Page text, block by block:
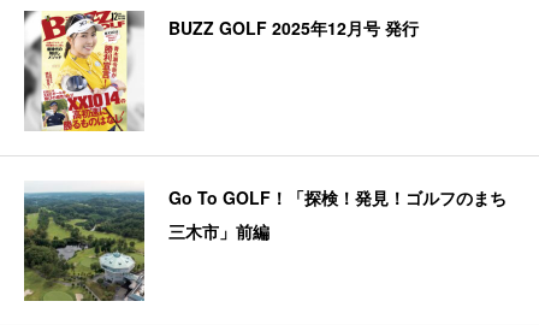
BUZZ GOLF 2025年12月号 発行
Go To GOLF！「探検！発見！ゴルフのまち
三木市」前編